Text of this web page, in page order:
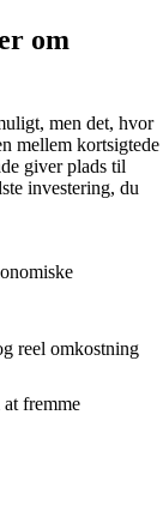
om
men det, hvor
mellem kortsigtede
giver plads til
investering, du
reel omkostning
fremme